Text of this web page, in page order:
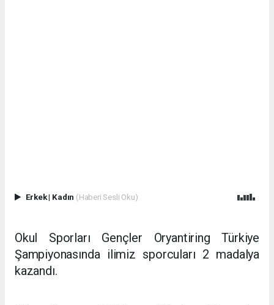
Erkek| Kadın (Haberi Sesli Oku)
Okul Sporları Gençler Oryantiring Türkiye
Şampiyonasında ilimiz sporcuları 2 madalya
kazandı.